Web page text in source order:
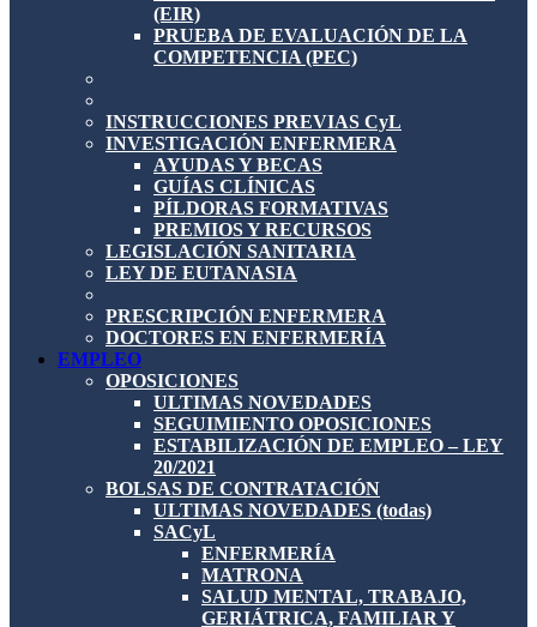
(EIR)
PRUEBA DE EVALUACIÓN DE LA
COMPETENCIA (PEC)
INSTRUCCIONES PREVIAS CyL
INVESTIGACIÓN ENFERMERA
AYUDAS Y BECAS
GUÍAS CLÍNICAS
PÍLDORAS FORMATIVAS
PREMIOS Y RECURSOS
LEGISLACIÓN SANITARIA
LEY DE EUTANASIA
PRESCRIPCIÓN ENFERMERA
DOCTORES EN ENFERMERÍA
EMPLEO
OPOSICIONES
ULTIMAS NOVEDADES
SEGUIMIENTO OPOSICIONES
ESTABILIZACIÓN DE EMPLEO – LEY
20/2021
BOLSAS DE CONTRATACIÓN
ULTIMAS NOVEDADES (todas)
SACyL
ENFERMERÍA
MATRONA
SALUD MENTAL, TRABAJO,
GERIÁTRICA, FAMILIAR Y